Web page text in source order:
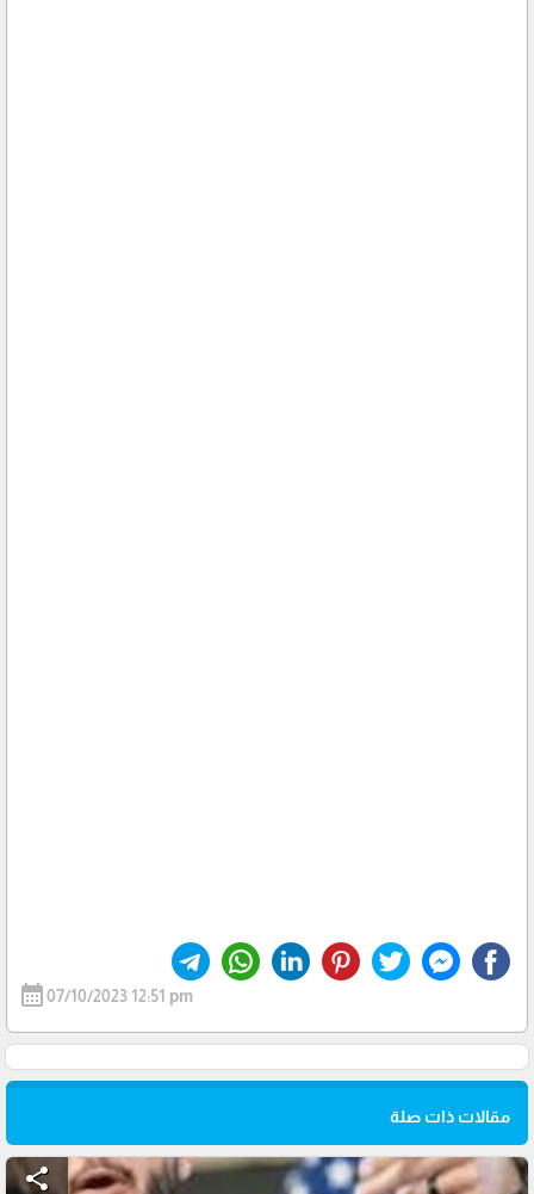
calendar_month07/10/2023 12:51 pm
مقالات ذات صلة
share